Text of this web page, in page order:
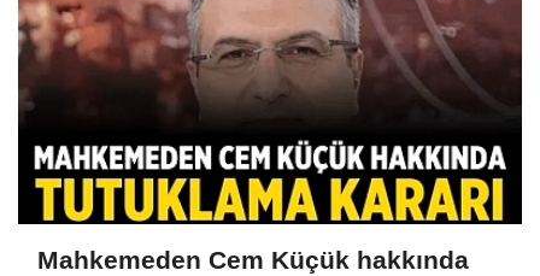
Mahkemeden Cem Küçük hakkında